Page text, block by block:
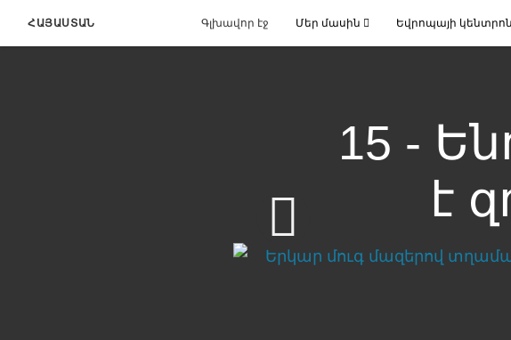
ՀԱՅԱՍՏԱՆ Գլխավոր էջ Մեր մասին Եվրոպայի
15 -
է